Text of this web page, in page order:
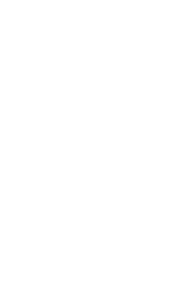
Văn hóa Thông tin